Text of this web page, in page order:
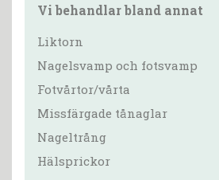
Vi behandlar bland annat
Liktorn
Nagelsvamp och fotsvamp
Fotvårtor/vårta
Missfärgade tånaglar
Nageltrång
Hälsprickor